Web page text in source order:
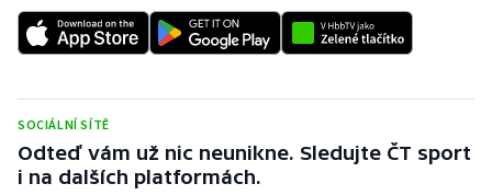
SOCIÁLNÍ SÍTĚ
Odteď vám už nic neunikne. Sledujte ČT sport
i na dalších platformách.